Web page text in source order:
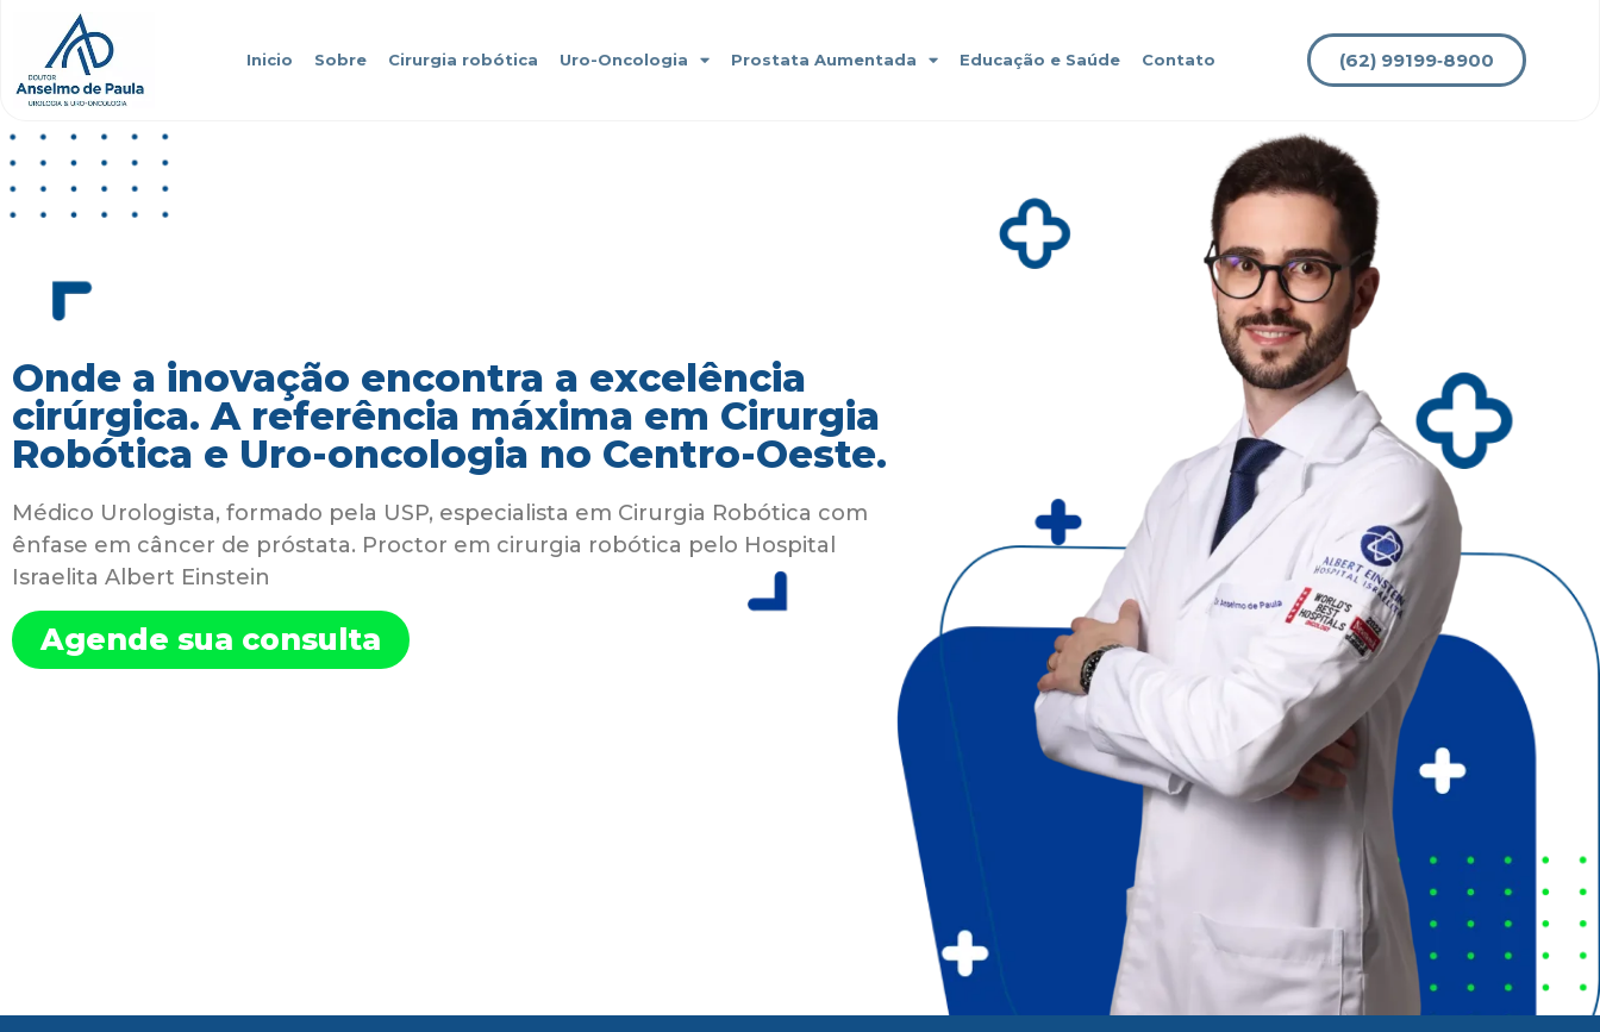
Inicio Sobre Cirurgia robótica Uro-Oncologia Prostata Aumentada Educação e Saúde Contato (62) 99199‑8900
Onde a inovação encontra a excelência
cirúrgica. A referência máxima em Cirurgia
Robótica e Uro-oncologia no Centro-Oeste.
Médico Urologista, formado pela USP, especialista em Cirurgia Robótica com
ênfase em câncer de próstata. Proctor em cirurgia robótica pelo Hospital
Israelita Albert Einstein
Agende sua consulta